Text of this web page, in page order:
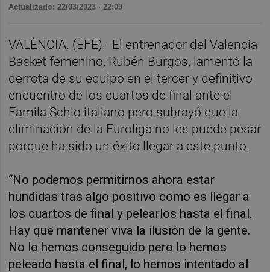
Actualizado: 22/03/2023 · 22:09
VALÈNCIA. (EFE).- El entrenador del Valencia
Basket femenino, Rubén Burgos, lamentó la
derrota de su equipo en el tercer y definitivo
encuentro de los cuartos de final ante el
Famila Schio italiano pero subrayó que la
eliminación de la Euroliga no les puede pesar
porque ha sido un éxito llegar a este punto.
“No podemos permitirnos ahora estar
hundidas tras algo positivo como es llegar a
los cuartos de final y pelearlos hasta el final.
Hay que mantener viva la ilusión de la gente.
No lo hemos conseguido pero lo hemos
peleado hasta el final, lo hemos intentado al